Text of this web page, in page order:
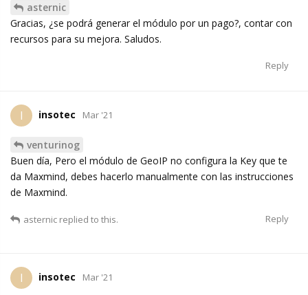
asternic
Gracias, ¿se podrá generar el módulo por un pago?, contar con
recursos para su mejora. Saludos.
Reply
I insotec Mar '21
venturinog
Buen día, Pero el módulo de GeoIP no configura la Key que te
da Maxmind, debes hacerlo manualmente con las instrucciones
de Maxmind.
Reply
asternic replied to this.
I insotec Mar '21